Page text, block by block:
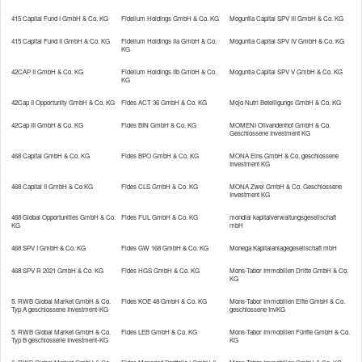
oder mtl. Beitrag:
415 Capital Fund I GmbH & Co. KG Fidelium Holdings GmbH & Co. KG Moguntia Capital SPV III GmbH & Co. KG
415 Capital Fund II GmbH & Co. KG
Fidelium Holdings IIa GmbH & Co.
KG
Moguntia Capital SPV IV GmbH & Co. KG
42CAP II GmbH & Co. KG
Fidelium Holdings IIb GmbH & Co.
KG
Moguntia Capital SPV V GmbH & Co. KG
42Cap II Opportunity GmbH & Co. KG Fides ACT 36 GmbH & Co. KG Mojo Nutri Beteiligungs GmbH & Co. KG
42Cap III GmbH & Co. KG Fides BIN GmbH & Co. KG
MOMENI Olivandenhof GmbH & Co.
Geschlossene Investment KG
468 Capital GmbH & Co. KG Fides BPO GmbH & Co. KG
MONA Eins GmbH & Co. geschlossene
Investment KG
468 Capital II GmbH & Co KG Fides CLS GmbH & Co. KG
MONA Zwei GmbH & Co. Geschlossene
Investment KG
468 Global Opportunities GmbH & Co.
KG
Fides FUL GmbH & Co. KG
mondial kapitalverwaltungsgesellschaft
mbH
468 SPV I GmbH & Co. KG Fides GW 168 GmbH & Co. KG Monega Kapitalanlagegesellschaft mbH
468 SPV R 2021 GmbH & Co. KG Fides HGS GmbH & Co. KG
Mons-Tabor Immobilien Dritte GmbH & Co.
KG
5. RWB Global Market GmbH & Co.
Typ A geschlossene Investment-KG
Fides KOE 48 GmbH & Co. KG
Mons-Tabor Immobilien Elfte GmbH & Co.
geschlossene InvKG
5. RWB Global Market GmbH & Co.
Typ B geschlossene Investment-KG
Fides LEB GmbH & Co. KG
Mons-Tabor Immobilien Fünfte GmbH & Co.
KG